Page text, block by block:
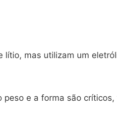
mas utilizam um
e a forma são